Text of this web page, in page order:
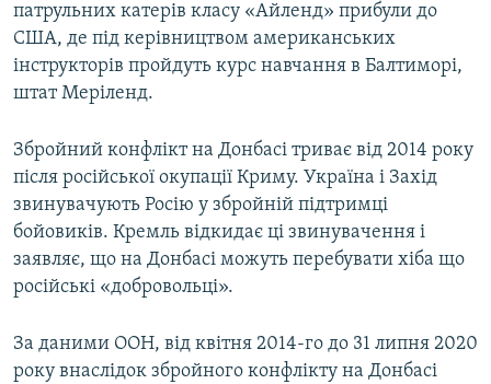
патрульних катерів класу «Айленд» прибули до
США, де під керівництвом американських
інструкторів пройдуть курс навчання в Балтиморі,
штат Меріленд.
Збройний конфлікт на Донбасі триває від 2014 року
після російської окупації Криму. Україна і Захід
звинувачують Росію у збройній підтримці
бойовиків. Кремль відкидає ці звинувачення і
заявляє, що на Донбасі можуть перебувати хіба що
російські «добровольці».
За даними ООН, від квітня 2014-го до 31 липня 2020
року внаслідок збройного конфлікту на Донбасі